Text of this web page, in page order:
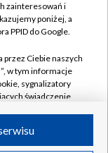
zainteresowań i
poniżej, a
PPID do Google.
przez Ciebie naszych
w tym informacje
sygnalizatory
świadczenie